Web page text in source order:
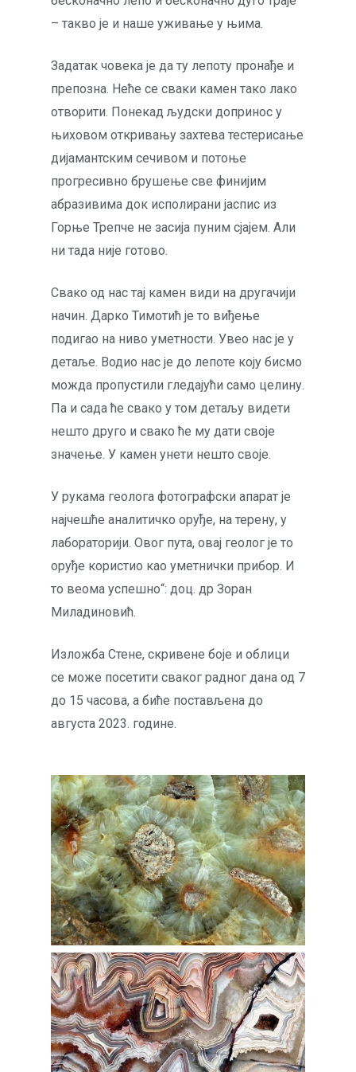
– такво је и наше уживање у њима.
Задатак човека је да ту лепоту пронађе и
препозна. Неће се сваки камен тако лако
отворити. Понекад људски допринос у
њиховом откривању захтева тестерисање
дијамантским сечивом и потоње
прогресивно брушење све финијим
абразивима док исполирани јаспис из
Горње Трепче не засија пуним сјајем. Али
ни тада није готово.
Свако од нас тај камен види на другачији
начин. Дарко Тимотић је то виђење
подигао на ниво уметности. Увео нас је у
детаље. Водио нас је до лепоте коју бисмо
можда пропустили гледајући само целину.
Па и сада ће свако у том детаљу видети
нешто друго и свако ће му дати своје
значење. У камен унети нешто своје.
У рукама геолога фотографски апарат је
најчешће аналитичко оруђе, на терену, у
лабораторији. Овог пута, овај геолог је то
оруђе користио као уметнички прибор. И
то веома успешно“: доц. др Зоран
Миладиновић.
Изложба Стене, скривене боје и облици
се може посетити сваког радног дана од 7
до 15 часова, а биће постављена до
августа 2023. године.